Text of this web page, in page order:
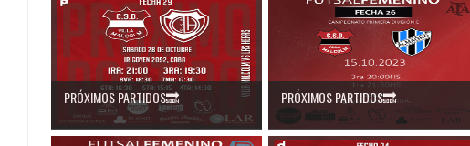
PRÓXIMOS PARTIDOS🔜 PRÓXIMOS PARTIDOS🔜